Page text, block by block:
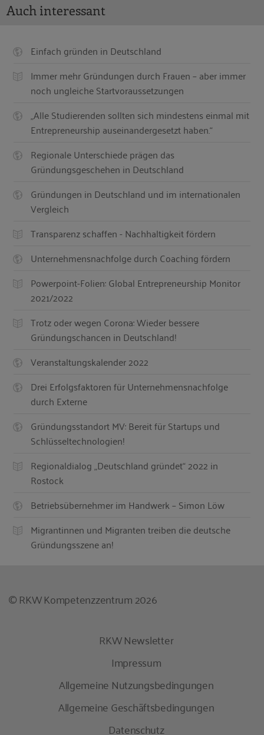
Auch interessant
Einfach gründen in Deutschland
Immer mehr Gründungen durch Frauen – aber immer
noch ungleiche Startvoraussetzungen
„Alle Studierenden sollten sich mindestens einmal mit
Entrepreneurship auseinandergesetzt haben.“
Regionale Unterschiede prägen das
Gründungsgeschehen in Deutschland
Gründungen in Deutschland und im internationalen
Vergleich
Transparenz schaffen - Nachhaltigkeit fördern
Unternehmensnachfolge durch Coaching fördern
Powerpoint-Folien: Global Entrepreneurship Monitor
2021/2022
Trotz oder wegen Corona: Wieder bessere
Gründungschancen in Deutschland!
Veranstaltungskalender 2022
Drei Erfolgsfaktoren für Unternehmensnachfolge
durch Externe
Gründungsstandort MV: Bereit für Startups und
Schlüsseltechnologien!
Regionaldialog „Deutschland gründet“ 2022 in
Rostock
Betriebsübernehmer im Handwerk – Simon Löw
Migrantinnen und Migranten treiben die deutsche
Gründungsszene an!
© RKW Kompetenzzentrum 2026
RKW Newsletter
Impressum
Allgemeine Nutzungsbedingungen
Allgemeine Geschäftsbedingungen
Datenschutz